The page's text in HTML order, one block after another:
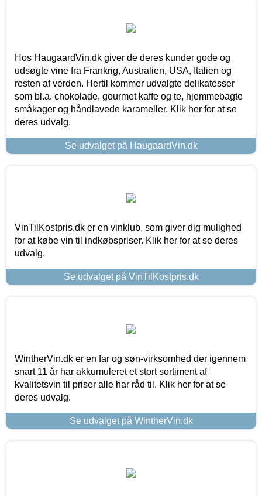
Hos HaugaardVin.dk giver de deres kunder gode og
udsøgte vine fra Frankrig, Australien, USA, Italien og
resten af verden. Hertil kommer udvalgte delikatesser
som bl.a. chokolade, gourmet kaffe og te, hjemmebagte
småkager og håndlavede karameller. Klik her for at se
deres udvalg.
Se udvalget på HaugaardVin.dk
VinTilKostpris.dk er en vinklub, som giver dig mulighed
for at købe vin til indkøbspriser. Klik her for at se deres
udvalg.
Se udvalget på VinTilKostpris.dk
WintherVin.dk er en far og søn-virksomhed der igennem
snart 11 år har akkumuleret et stort sortiment af
kvalitetsvin til priser alle har råd til. Klik her for at se
deres udvalg.
Se udvalget på WintherVin.dk